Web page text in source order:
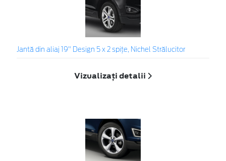
Jantă din aliaj 19" Design 5 x 2 spițe, Nichel Strălucitor
Vizualizați detalii